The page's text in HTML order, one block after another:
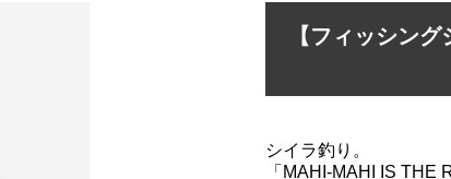
【フィッシン
シイラ釣り。
「MAHI-MAHI IS THE